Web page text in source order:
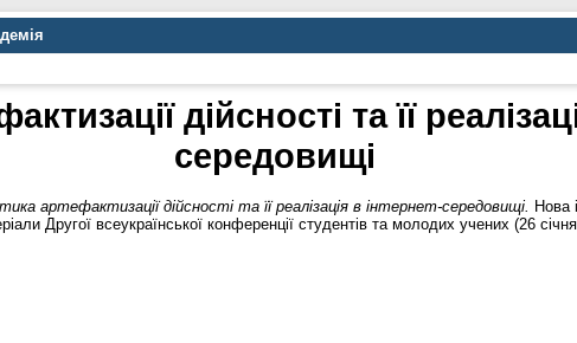
дійсності та її
середовищі
артефактизації дійсності та її реалізація в інтернет-середовищі.
Нова
Другої всеукраїнської конференції студентів та молодих учених (26